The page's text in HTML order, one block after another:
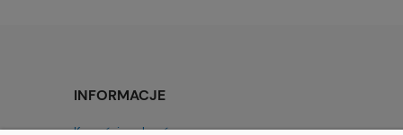
INFORMACJE
Korzyści z zakupów